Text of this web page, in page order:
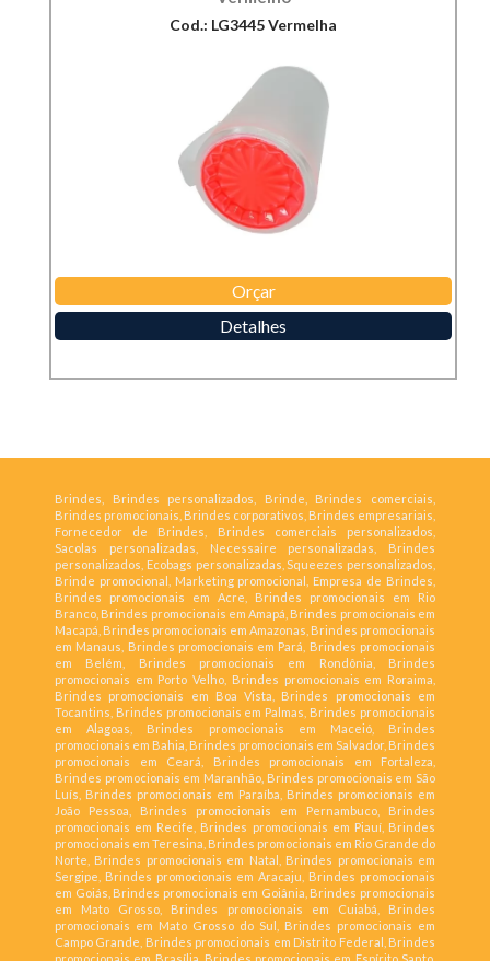
Cod.: LG3445 Vermelha
Orçar
Detalhes
Brindes, Brindes personalizados, Brinde, Brindes comerciais,
Brindes promocionais, Brindes corporativos, Brindes empresariais,
Fornecedor de Brindes, Brindes comerciais personalizados,
Sacolas personalizadas, Necessaire personalizadas, Brindes
personalizados, Ecobags personalizadas, Squeezes personalizados,
Brinde promocional, Marketing promocional, Empresa de Brindes,
Brindes promocionais em Acre, Brindes promocionais em Rio
Branco, Brindes promocionais em Amapá, Brindes promocionais em
Macapá, Brindes promocionais em Amazonas, Brindes promocionais
em Manaus, Brindes promocionais em Pará, Brindes promocionais
em Belém, Brindes promocionais em Rondônia, Brindes
promocionais em Porto Velho, Brindes promocionais em Roraima,
Brindes promocionais em Boa Vista, Brindes promocionais em
Tocantins, Brindes promocionais em Palmas, Brindes promocionais
em Alagoas, Brindes promocionais em Maceió, Brindes
promocionais em Bahia, Brindes promocionais em Salvador, Brindes
promocionais em Ceará, Brindes promocionais em Fortaleza,
Brindes promocionais em Maranhão, Brindes promocionais em São
Luís, Brindes promocionais em Paraíba, Brindes promocionais em
João Pessoa, Brindes promocionais em Pernambuco, Brindes
promocionais em Recife, Brindes promocionais em Piauí, Brindes
promocionais em Teresina, Brindes promocionais em Rio Grande do
Norte, Brindes promocionais em Natal, Brindes promocionais em
Sergipe, Brindes promocionais em Aracaju, Brindes promocionais
em Goiás, Brindes promocionais em Goiânia, Brindes promocionais
em Mato Grosso, Brindes promocionais em Cuiabá, Brindes
promocionais em Mato Grosso do Sul, Brindes promocionais em
Campo Grande, Brindes promocionais em Distrito Federal, Brindes